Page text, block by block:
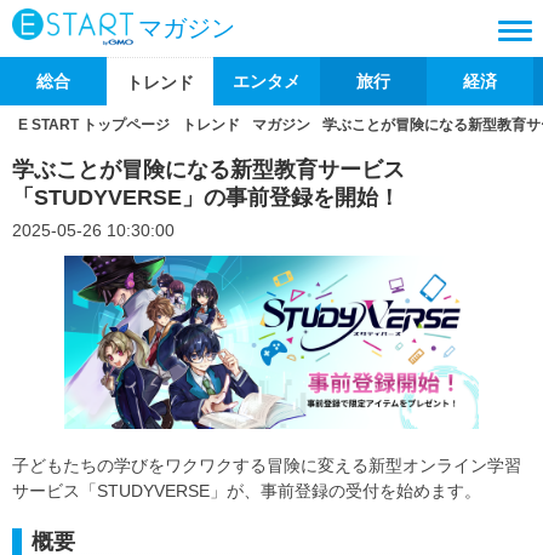
マガジン
総合 トレンド エンタメ 旅行 経済
E START トップページ トレンド マガジン 学ぶことが冒険になる新型教育
学ぶことが冒険になる新型教育サービス
「STUDYVERSE」の事前登録を開始！
2025-05-26 10:30:00
子どもたちの学びをワクワクする冒険に変える新型オンライン学習
サービス「STUDYVERSE」が、事前登録の受付を始めます。
概要